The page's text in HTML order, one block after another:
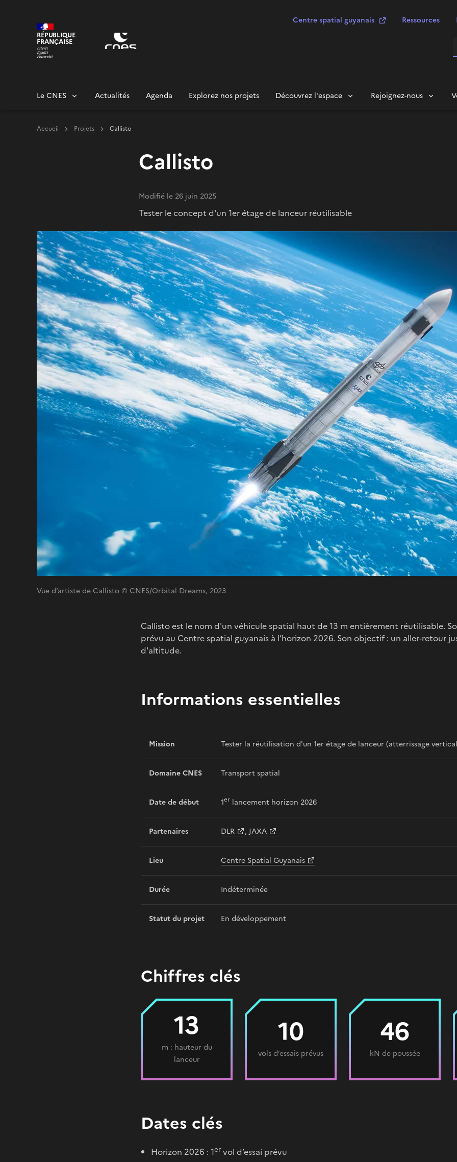
RÉPUBLIQUE
FRANÇAISE
Centre spatial guyanais Ressources
Le CNES Actualités Agenda Explorez nos projets Découvrez l'espace Rejoignez-nous
Accueil Projets Callisto
Callisto
Modifié le 26 juin 2025
Tester le concept d'un 1er étage de lanceur réutilisable
Vue d’artiste de Callisto © CNES/Orbital Dreams, 2023
Callisto est le nom d'un véhicule spatial haut de 13 m entièrement réutilisable.
prévu au Centre spatial guyanais à l’horizon 2026. Son objectif : un aller-retour
d'altitude.
Informations essentielles
Mission Tester la réutilisation d'un 1er étage de lanceur (atterrissage
Domaine CNES Transport spatial
Date de début 1er lancement horizon 2026
Partenaires DLR , JAXA
Lieu Centre Spatial Guyanais
Durée Indéterminée
Statut du projet En développement
Chiffres clés
13
m : hauteur du
lanceur
10
vols d’essais prévus
46
kN de poussée
Dates clés
Horizon 2026 : 1er vol d’essai prévu